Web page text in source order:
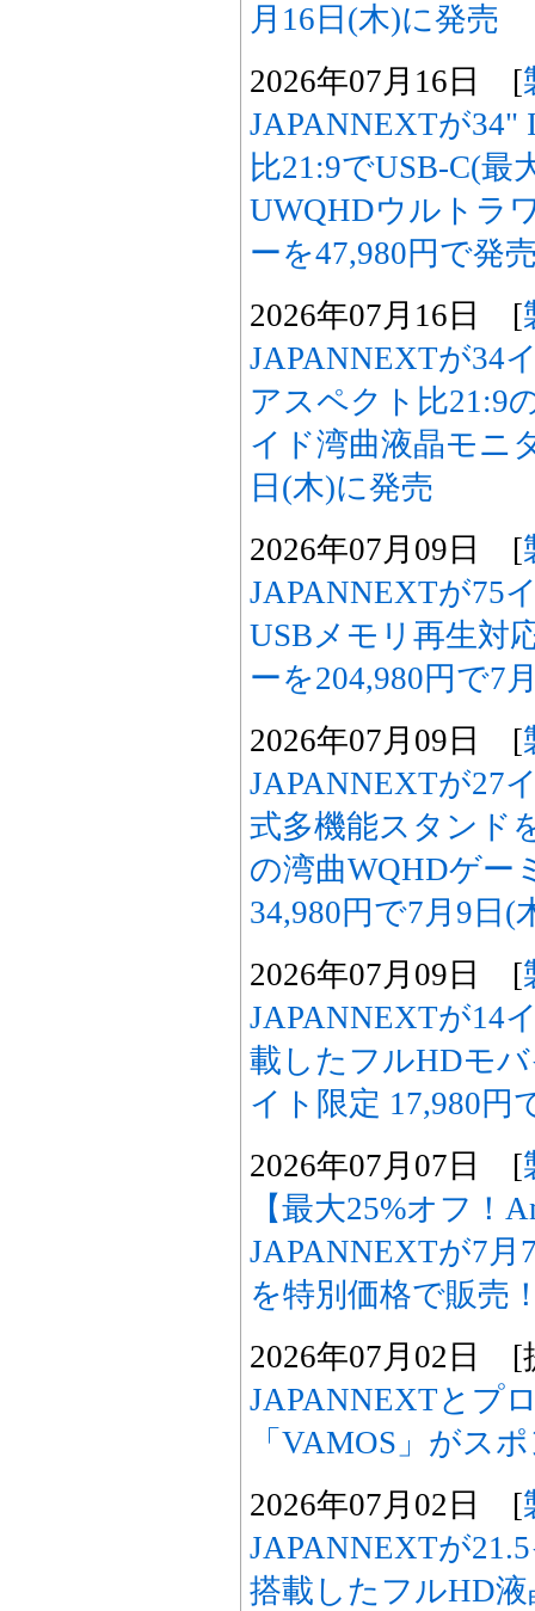
月16日(木)に発売
2026年07月16日 [
JAPANNEXTが34"
比21:9でUSB-C(最
UWQHDウルトラ
ーを47,980円で発
2026年07月16日 [
JAPANNEXTが34
アスペクト比21:9
イド湾曲液晶モニ
日(木)に発売
2026年07月09日 [
JAPANNEXTが75
USBメモリ再生対
ーを204,980円で7
2026年07月09日 [
JAPANNEXTが27
式多機能スタンド
の湾曲WQHDゲー
34,980円で7月9日(
2026年07月09日 [
JAPANNEXTが14
載したフルHDモ
イト限定 17,980円
2026年07月07日 [
【最大25%オフ！
JAPANNEXTが7月
を特別価格で販売
2026年07月02日 [
JAPANNEXTとプ
「VAMOS」がス
2026年07月02日 [
JAPANNEXTが
搭載したフルHD